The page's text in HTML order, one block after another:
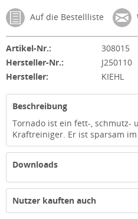
Auf die Bestellliste
Artikel-Nr.:
308015
Hersteller-Nr.:
J250110
Hersteller:
KIEHL
Beschreibung
Tornado ist ein fett-, schmutz-
Kraftreiniger. Er ist sparsam
Downloads
Nutzer kauften auch